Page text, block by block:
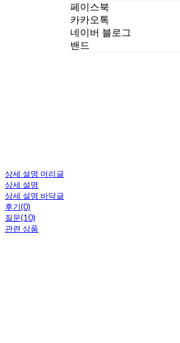
페이스북
카카오톡
네이버 블로그
밴드
상세 설명 머리글
상세 설명
상세 설명 바닥글
후기(0)
질문(10)
관련 상품